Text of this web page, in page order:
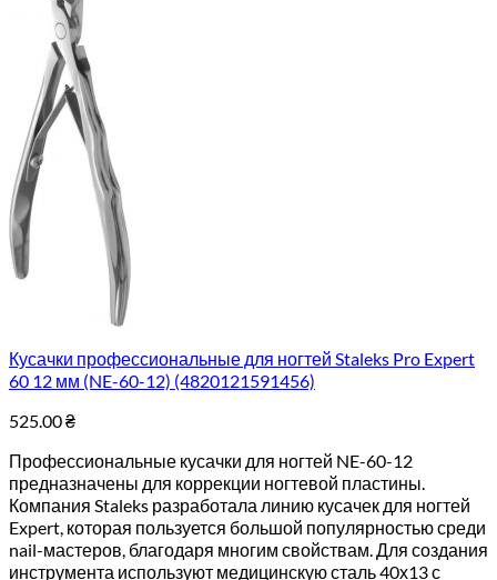
Кусачки профессиональные для ногтей Staleks Pro Expert
60 12 мм (NE-60-12) (4820121591456)
525.00₴
Профессиональные кусачки для ногтей NE-60-12
предназначены для коррекции ногтевой пластины.
Компания Staleks разработала линию кусачек для ногтей
Expert, которая пользуется большой популярностью среди
nail-мастеров, благодаря многим свойствам. Для создания
инструмента используют медицинскую сталь 40х13 с